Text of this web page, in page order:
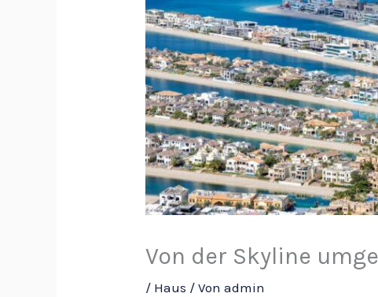
Von der Skyline
/ Haus / Vonadmin